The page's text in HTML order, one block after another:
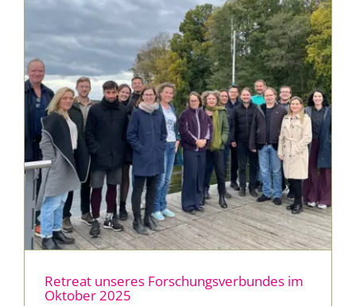
Retreat unseres Forschungsverbundes im
Oktober 2025